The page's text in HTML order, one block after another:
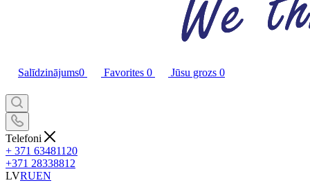
Salīdzinājums0 Favorites 0 Jūsu grozs 0
Telefoni
+ 371 63481120
+371 28338812
LVRUEN